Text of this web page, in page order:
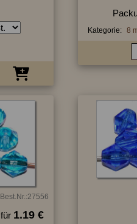
Kategorie: 8
Best.Nr.:27556
für 1.19 €